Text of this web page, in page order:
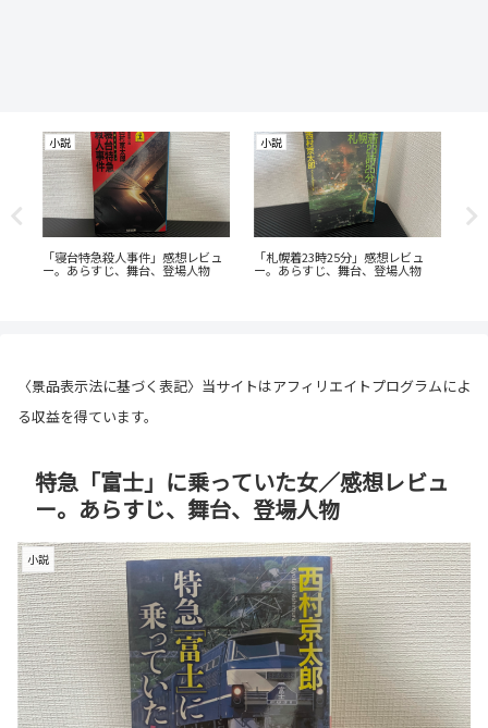
小説
「寝台特急殺人事件」感想レビュ
ー。あらすじ、舞台、登場人物
小説
「札幌着23時25分」感想レビュ
ー。あらすじ、舞台、登場人物
〈景品表示法に基づく表記〉当サイトはアフィリエイトプログラムによ
る収益を得ています。
特急「富士」に乗っていた女／感想レビュ
ー。あらすじ、舞台、登場人物
小説